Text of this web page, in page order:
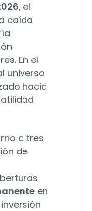
, el
caída
En el
universo
hacia
a tres
de
en